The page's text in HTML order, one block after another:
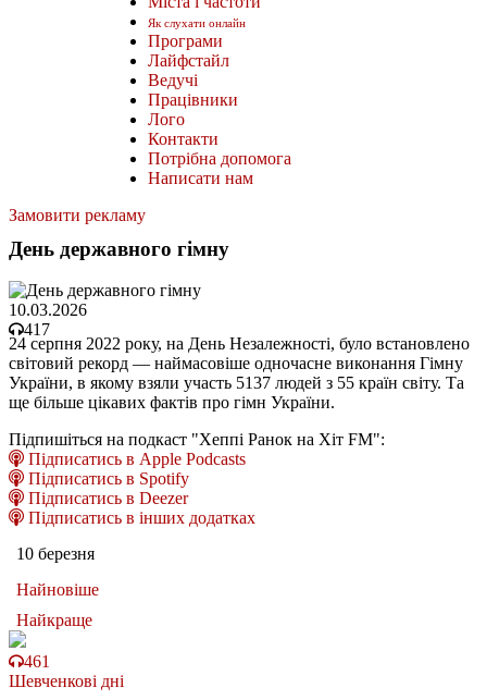
Як слухати онлайн
Програми
Лайфстайл
Ведучі
Працівники
Лого
Контакти
Потрібна допомога
Написати нам
Замовити рекламу
День державного гімну
10.03.2026
417
24 серпня 2022 року, на День Незалежності, було встановлено
світовий рекорд — наймасовіше одночасне виконання Гімну
України, в якому взяли участь 5137 людей з 55 країн світу. Та
ще більше цікавих фактів про гімн України.
Підпишіться на подкаст "Хеппі Ранок на Хіт FM":
Підписатись в Apple Podcasts
Підписатись в Spotify
Підписатись в Deezer
Підписатись в інших додатках
10 березня
Найновіше
Найкраще
461
Шевченкові дні